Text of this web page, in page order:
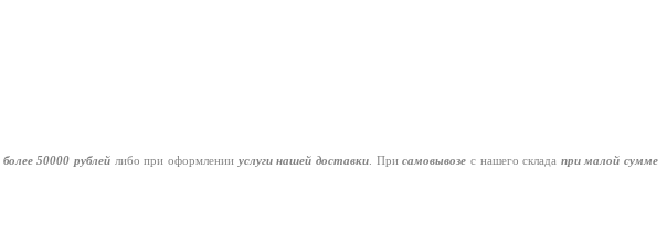
более 50000 рублей либо при оформлении услуги нашей доставки. Присамовывозе с нашего склада при малой сумме